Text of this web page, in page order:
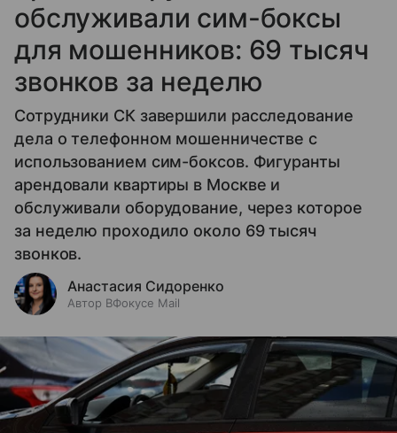
обслуживали сим-боксы
для мошенников: 69 тысяч
звонков за неделю
Сотрудники СК завершили расследование
дела о телефонном мошенничестве с
использованием сим-боксов. Фигуранты
арендовали квартиры в Москве и
обслуживали оборудование, через которое
за неделю проходило около 69 тысяч
звонков.
Анастасия Сидоренко
Автор ВФокусе Mail